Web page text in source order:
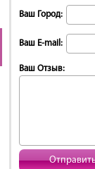
Ваш Город:
Ваш E-mail:
Ваш Отзыв: